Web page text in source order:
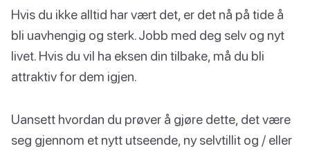
Hvis du ikke alltid har vært det, er det nå på tide å
bli uavhengig og sterk. Jobb med deg selv og nyt
livet. Hvis du vil ha eksen din tilbake, må du bli
attraktiv for dem igjen.
Uansett hvordan du prøver å gjøre dette, det være
seg gjennom et nytt utseende, ny selvtillit og / eller